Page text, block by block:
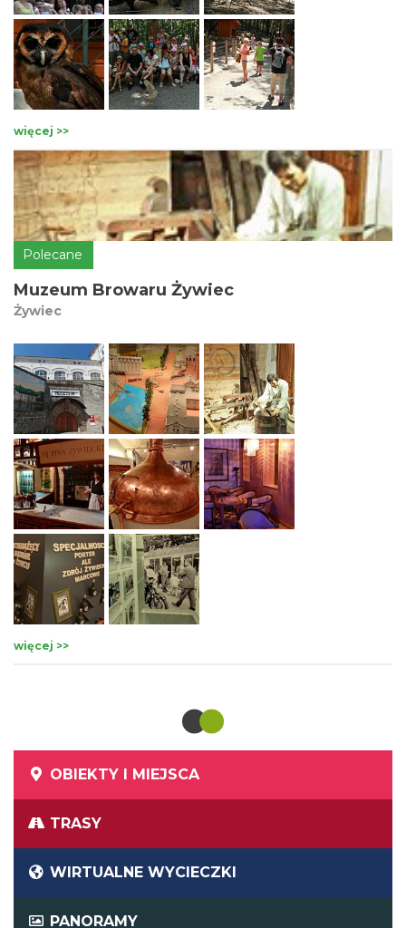
Z końcem XVIII wieku kościół stał się filią parafii w
Wilkowicach. W XIX dobudowano wieżę, którą następnie
podwyższono. Od 1965 r. kościół jest siedzibą parafii
erygowanej przez metropolitę krakowskiego Karola Wojtyłę.
więcej >>
Polecane
Muzeum Browaru Żywiec
Żywiec
więcej >>
OBIEKTY I MIEJSCA
TRASY
WIRTUALNE WYCIECZKI
PANORAMY